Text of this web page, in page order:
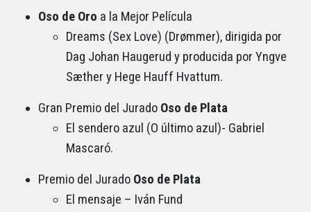
Oso de Oro a la Mejor Película
Dreams (Sex Love) (Drømmer), dirigida por
Dag Johan Haugerud y producida por Yngve
Sæther y Hege Hauff Hvattum.
Gran Premio del Jurado Oso de Plata
El sendero azul (O último azul)- Gabriel
Mascaró.
Premio del Jurado Oso de Plata
El mensaje – Iván Fund